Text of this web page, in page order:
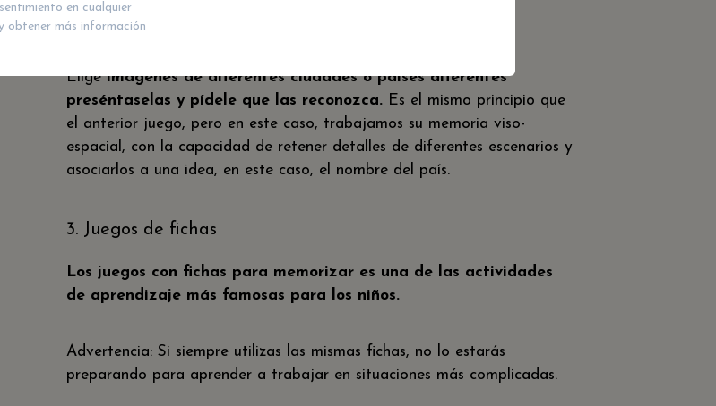
2. Juegos de memoria de ciudades
Eligeimágenes de diferentes ciudades o países diferentes
preséntaselas y pídele que las reconozca.Es el mismo principio que
el anterior juego, pero en este caso, trabajamos su memoria viso-
espacial, con la capacidad de retener detalles de diferentes escenarios y
asociarlos a una idea, en este caso, el nombre del país.
3. Juegos de fichas
Los juegos con fichas para memorizar es una de las actividades
de aprendizaje más famosas para los niños.
Advertencia: Si siempre utilizas las mismas fichas, no lo estarás
preparando para aprender a trabajar en situaciones más complicadas.
en cualquier
obtener más información